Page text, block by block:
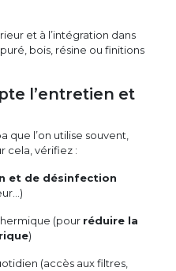
et à l’intégration dans
bois, résine ou finitions
l’entretien et
que l’on utilise souvent,
cela, vérifiez :
et de désinfection
(pour réduire la
)
(accès aux filtres,